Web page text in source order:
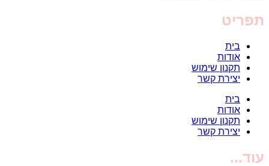
תפריט
בית
אודות
תקנון שימוש
יצירת קשר
בית
אודות
תקנון שימוש
יצירת קשר
עוד...